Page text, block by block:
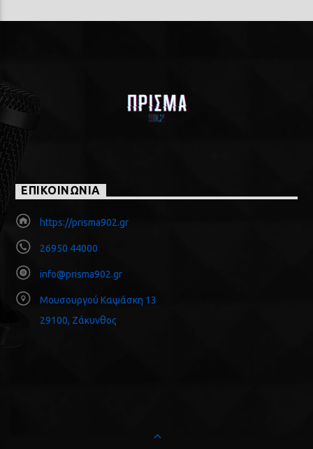
ΕΠΙΚΟΙΝΩΝΙΑ
https://prisma902.gr
26950 44000
info@prisma902.gr
Μουσουργού Καψάσκη 13
29100, Ζάκυνθος